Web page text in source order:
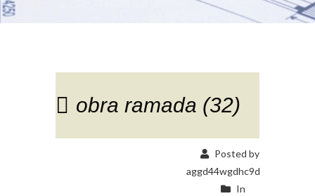
obra ramada (32)
Posted by
aggd44wgdhc9d
In